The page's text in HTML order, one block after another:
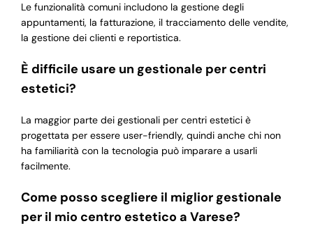
Le funzionalità comuni includono la gestione degli
appuntamenti, la fatturazione, il tracciamento delle vendite,
la gestione dei clienti e reportistica.
È difficile usare un gestionale per centri
estetici?
La maggior parte dei gestionali per centri estetici è
progettata per essere user-friendly, quindi anche chi non
ha familiarità con la tecnologia può imparare a usarli
facilmente.
Come posso scegliere il miglior gestionale
per il mio centro estetico a Varese?